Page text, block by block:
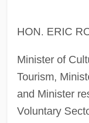
HON. ERIC
Minister of
Tourism,
and Minister
Voluntary